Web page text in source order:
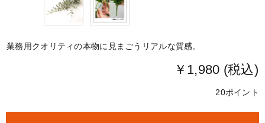
業務用クオリティの本物に見まごうリアルな質感。
￥1,980 (税込)
20ポイント